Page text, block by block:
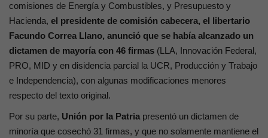
comisiones de Energía y Combustibles, y Presupuesto y
Hacienda, el presidente de comisión cabecera, el libertario
Facundo Correa Llano, anunció que se había alcanzado un
dictamen de mayoría con 46 firmas (LLA, Innovación Federal,
PRO, MID y en disidencia parcial la UCR, Producción y Trabajo
e Independencia), con algunas modificaciones menores
respecto del texto original.
Por su parte, Unión por la Patria presentó un dictamen de
minoría que cosechó 31 firmas, y que no solamente mantiene el